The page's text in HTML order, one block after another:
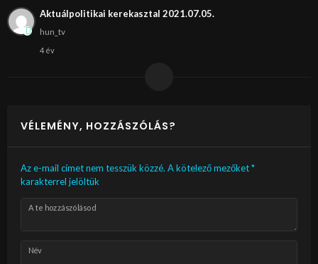
Aktuálpolitikai kerekasztal 2021.07.05.
hun_tv
4 év
VÉLEMÉNY, HOZZÁSZÓLÁS?
Az e-mail címet nem tesszük közzé. A kötelező mezőket*
karakterrel jelöltük
A te hozzászólásod
Név